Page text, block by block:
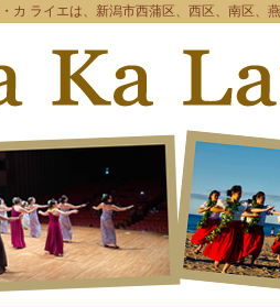
カ ライエは、新潟市西蒲区、西区、南区、